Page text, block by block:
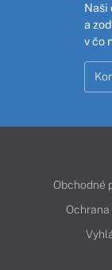
Naši
a
v čo
Obchodné